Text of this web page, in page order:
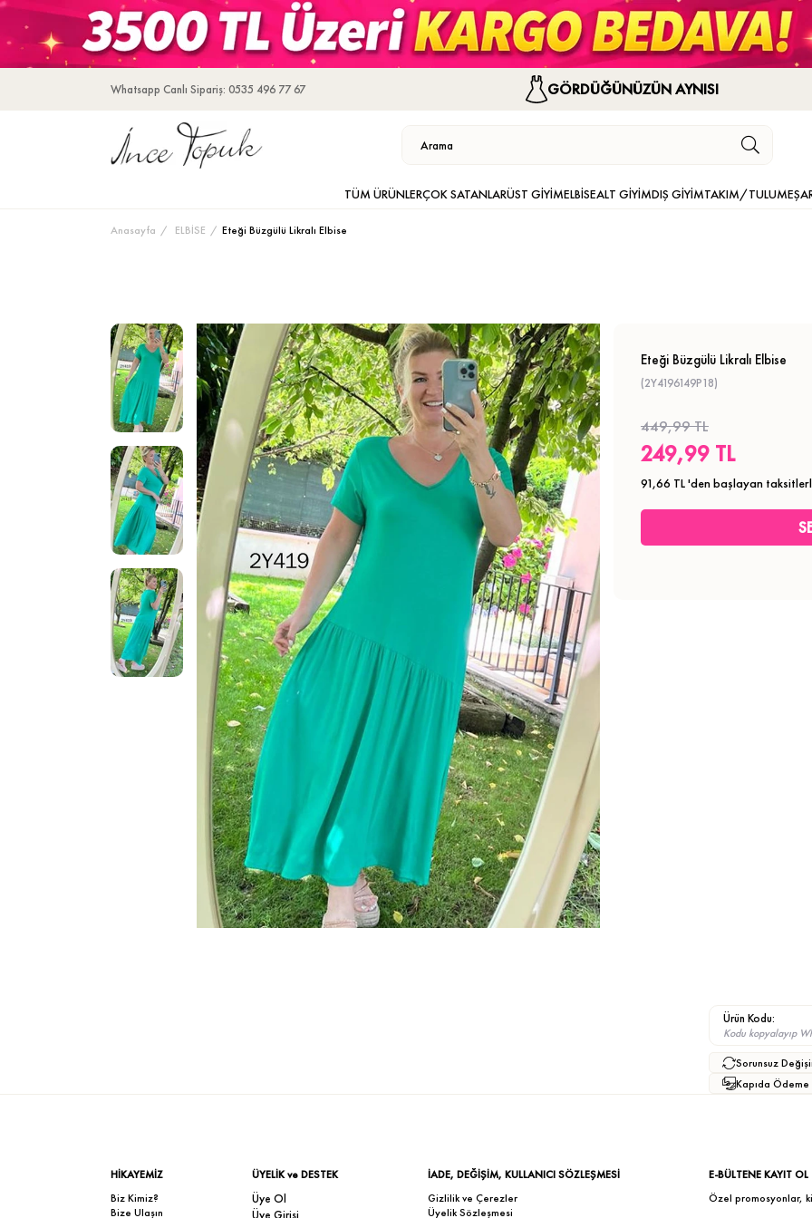
Whatsapp Canlı Sipariş: 0535 496 77 67 GÖRDÜĞÜNÜZÜN AYNISI
TÜM ÜRÜNLERÇOK SATANLARÜST GİYİMELBİSEALT GİYİMDIŞ GİYİMTAKIM/TULUM
Anasayfa ELBİSE Eteği Büzgülü Likralı Elbise
Eteği Büzgülü Likralı Elbise
(2Y4196149P18)
449,99 TL
249,99 TL
91,66 TL'den başlayan
Ürün Kodu:
Kodu kopyalayıp
Sorunsuz
Kapıda Ödeme
HİKAYEMİZ
Biz Kimiz?
Bize Ulaşın
ÜYELİK ve DESTEK
Üye Ol
İADE, DEĞİŞİM, KULLANICI SÖZLEŞMESİ
Gizlilik ve Çerezler
Üyelik Sözleşmesi
E-BÜLTENE KAYIT OL
Özel promosyonlar,